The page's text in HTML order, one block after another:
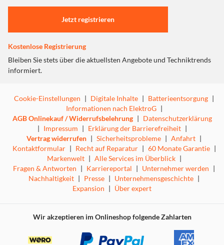
Einstellungen anpassen
Jetzt registrieren
Kostenlose Registrierung
Bleiben Sie stets über die aktuellsten Angebote und Techniktrends
informiert.
Cookie-Einstellungen | Digitale Inhalte | Batterieentsorgung |
Informationen nach ElektroG |
AGB Onlinekauf / Widerrufsbelehrung | Datenschutzerklärung
| Impressum | Erklärung der Barrierefreiheit |
Vertrag widerrufen | Sicherheitsprobleme | Anfahrt |
Kontaktformular | Recht auf Reparatur | 60 Monate Garantie |
Markenwelt | Alle Services im Überblick |
Fragen & Antworten | Karriereportal | Unternehmer werden |
Nachhaltigkeit | Presse | Unternehmensgeschichte |
Expansion | Über expert
Wir akzeptieren im Onlineshop folgende Zahlarten